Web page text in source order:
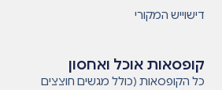
קופסאות אוכל ואחסון
כל הקופסאות (כולל מגשים חוצצים
דישוייש המקורי